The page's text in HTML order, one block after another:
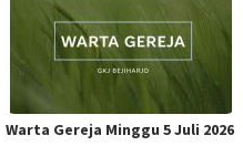
Warta Gereja Minggu 5 Juli 2026